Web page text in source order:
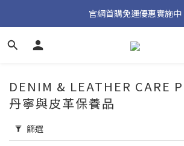
加入官方 LINE 獲取隱藏好禮
官網首購免運優惠實施中
加入官方 LINE 獲取隱藏好禮
DENIM & LEATHER CARE
丹寧與皮革保養品
篩選